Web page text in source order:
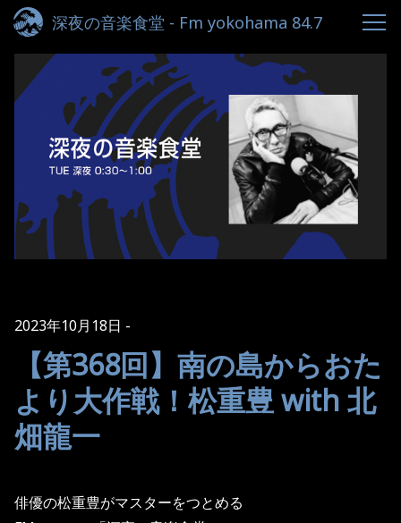
深夜の音楽食堂 - Fm yokohama 84.7
2023年10月18日
【第368回】南の島からおた
より大作戦！松重豊 with 北
畑龍一
俳優の松重豊がマスターをつとめる